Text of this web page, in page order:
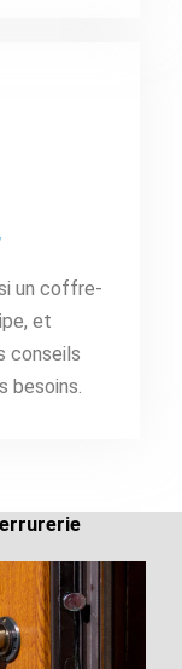
un coffre-
et
conseils
besoins.